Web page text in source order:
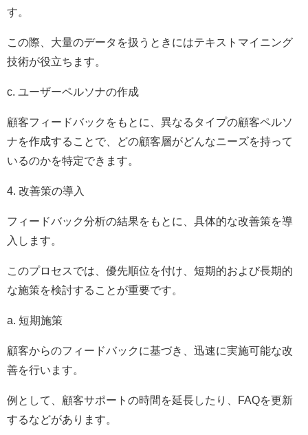
す。
この際、大量のデータを扱うときにはテキストマイニング
技術が役立ちます。
c. ユーザーペルソナの作成
顧客フィードバックをもとに、異なるタイプの顧客ペルソ
ナを作成することで、どの顧客層がどんなニーズを持って
いるのかを特定できます。
4. 改善策の導入
フィードバック分析の結果をもとに、具体的な改善策を導
入します。
このプロセスでは、優先順位を付け、短期的および長期的
な施策を検討することが重要です。
a. 短期施策
顧客からのフィードバックに基づき、迅速に実施可能な改
善を行います。
例として、顧客サポートの時間を延長したり、FAQを更新
するなどがあります。